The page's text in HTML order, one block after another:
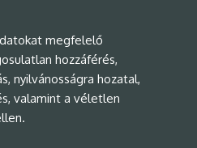
megfelelő
hozzáférés,
nyilvánosságra hozatal,
valamint a véletlen